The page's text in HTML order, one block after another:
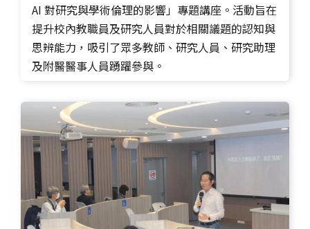
AI 對研究與學術倫理的影響」專題講座。活動旨在
提升校內教職員及研究人員對於相關議題的認知與
思辨能力，吸引了眾多教師、研究人員、研究助理
及附醫醫事人員踴躍參與。